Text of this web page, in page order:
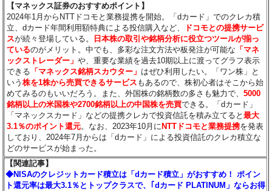
【マネックス証券のおすすめポイント】
2024年1月からNTTドコモと業務提携を開始。「dカード」でのクレカ積
立、dカード年間利用額特典による投信購入など、
ドコモとの提携サービ
スが続々登場している。
日本株の取引や銘柄分析に役立つツールが揃っ
ているのがメリット。中でも、多彩な注文方法や板発注が可能な 「マネ
ックストレーダー」や、重要な業績を過去10期以上に渡ってグラフ表示
できる 「マネックス銘柄スカウター」 はぜひ利用したい。「ワン株」と
いう株を1株から売買できるサービス もあるので、株初心者はそこから始
めてみるのもいいだろう。また、外国株の銘柄数の多さも魅力で、5000
銘柄以上の米国株や2700銘柄以上の中国株を売買できる。「dカード」
「マネックスカード」などの提携クレカで投資信託を積み立てると最大
3.1％のポイント還元。なお、2023年10月に NTTドコモと業務提携を発表
しており、2024年7月からは「dカード」による投資信託のクレカ積立な
どのサービスが始まった。
【関連記事】
◆NISAのクレジットカード積立は「dカード積立」がおすすめ！ ポイン
ト還元率は最大3.1％とトップクラスで、｢dカード PLATINUM」ならお得